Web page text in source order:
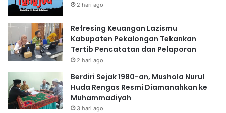
2 hari ago
Refresing Keuangan Lazismu
Kabupaten Pekalongan Tekankan
Tertib Pencatatan dan Pelaporan
2 hari ago
Berdiri Sejak 1980-an, Mushola Nurul
Huda Rengas Resmi Diamanahkan ke
Muhammadiyah
3 hari ago